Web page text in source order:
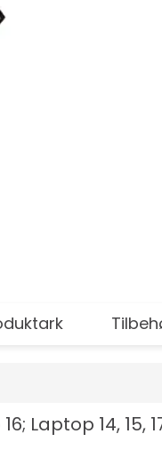
Laptop 14, 15,